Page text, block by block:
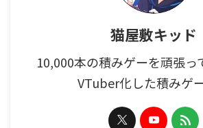
猫屋敷キッド
10,000本の積みゲーを頑張っ
VTuber化した積みゲ